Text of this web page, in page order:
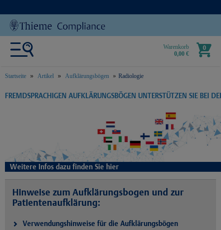
Warenkorb
0,00 €
0
Startseite Artikel Aufklärungsbögen Radiologie
text.skipToContent
text.skipToNavigation
FREMDSPRACHIGEN AUFKLÄRUNGSBÖGEN UNTERSTÜTZEN SIE BEI
Weitere Infos dazu finden Sie hier
Hinweise zum Aufklärungsbogen und zur
Patientenaufklärung:
Verwendungshinweise für die Aufklärungsbögen